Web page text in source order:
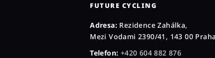
FUTURE CYCLING
Adresa: Rezidence Zahálka,
Mezi Vodami 2390/41, 143 00
Telefon: +420 604 882 876